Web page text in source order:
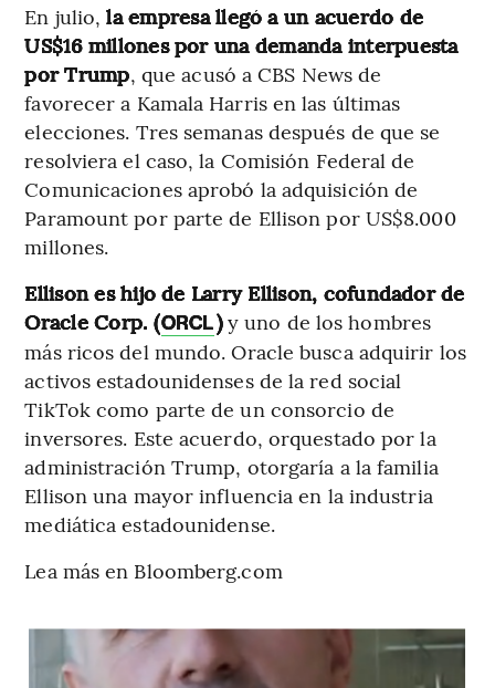
En julio,la empresa llegó a un acuerdo de
US$16 millones por una demanda interpuesta
por Trump, que acusó a CBS News de
favorecer a Kamala Harris en las últimas
elecciones. Tres semanas después de que se
resolviera el caso, la Comisión Federal de
Comunicaciones aprobó la adquisición de
Paramount por parte de Ellison por US$8.000
millones.
Ellison es hijo de Larry Ellison, cofundador de
Oracle Corp. (ORCL)y uno de los hombres
más ricos del mundo. Oracle busca adquirir los
activos estadounidenses de la red social
TikTok como parte de un consorcio de
inversores. Este acuerdo, orquestado por la
administración Trump, otorgaría a la familia
Ellison una mayor influencia en la industria
mediática estadounidense.
Lea más en Bloomberg.com